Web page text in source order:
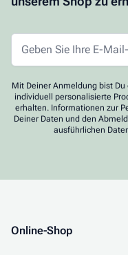
Mit Deiner Anmeldung bist
individuell personalisierte
erhalten. Informationen zur
Deiner Daten und den
ausführlichen
Online-Shop